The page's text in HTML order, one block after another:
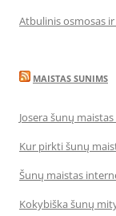
Atbulinis osmosas
MAISTAS SUNIMS
Josera šunų
Kur pirkti šunų
Šunų maistas
Kokybiška šunų